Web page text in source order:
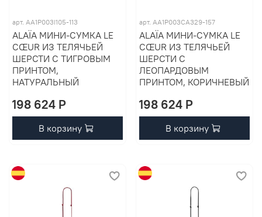
арт. AA1P003I105-113
ALAÏA МИНИ-СУМКА LE
CŒUR ИЗ ТЕЛЯЧЬЕЙ
ШЕРСТИ С ТИГРОВЫМ
ПРИНТОМ,
НАТУРАЛЬНЫЙ
198 624 P
В корзину
арт. AA1P003CA329-157
ALAÏA МИНИ-СУМКА LE
CŒUR ИЗ ТЕЛЯЧЬЕЙ
ШЕРСТИ С
ЛЕОПАРДОВЫМ
ПРИНТОМ, КОРИЧНЕВЫЙ
198 624 P
В корзину